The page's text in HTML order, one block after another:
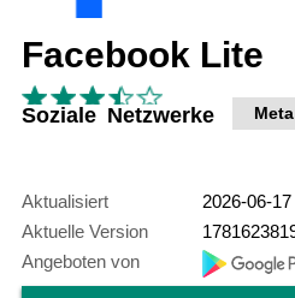
Facebook Lite
Soziale Netzwerke
Aktualisiert
2026-06-17
Aktuelle Version
Angeboten von